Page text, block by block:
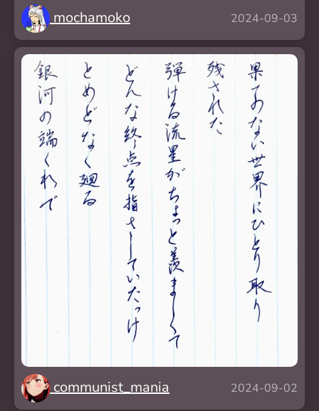
mochamoko 2024-09-03
communist_mania 2024-09-02